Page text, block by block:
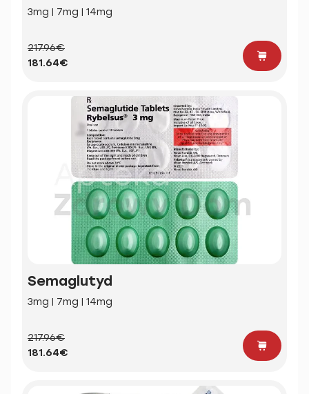
3mg | 7mg | 14mg
217.96€
181.64€
Semaglutyd
3mg | 7mg | 14mg
217.96€
181.64€